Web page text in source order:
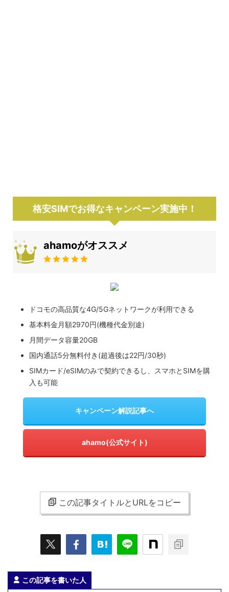
格安SIMでお得なキャンペーン実施中！
ahamoがオススメ
ドコモの高品質な4G/5Gネットワークが利用できる
基本料金月額2970円(機種代金別途)
月間データ容量20GB
国内通話5分無料付き(超過後は22円/30秒)
SIMカード/eSIMのみで契約できるし、スマホとSIMを購
入も可能
キャンペーン解説記事へ
ahamo(公式サイト)
この記事タイトルとURLをコピー
この記事を書いた人